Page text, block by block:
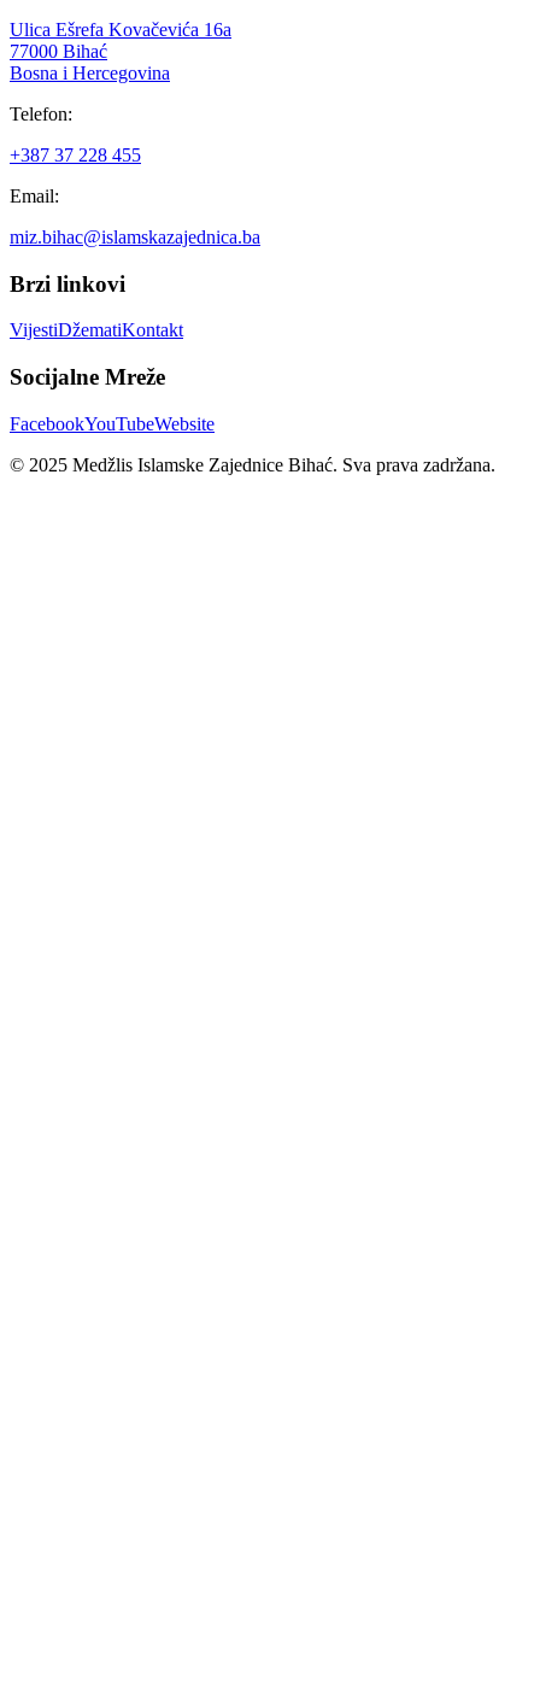
Ulica Ešrefa Kovačevića 16a
77000 Bihać
Bosna i Hercegovina
Telefon:
+387 37 228 455
Email:
miz.bihac@islamskazajednica.ba
Brzi linkovi
VijestiDžematiKontakt
Socijalne Mreže
FacebookYouTubeWebsite
© 2025 Medžlis Islamske Zajednice Bihać. Sva prava zadržana.